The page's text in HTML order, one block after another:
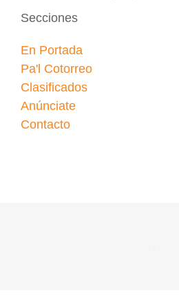
Secciones
En Portada
Pa'l Cotorreo
Clasificados
Anúnciate
Contacto